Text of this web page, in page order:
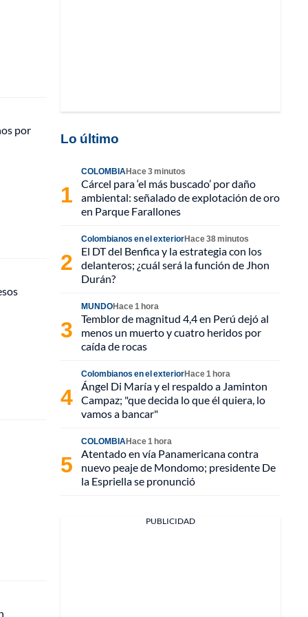
por
Lo último
COLOMBIAHace 3 minutos
Cárcel para ‘el más buscado’ por daño
ambiental: señalado de explotación de oro
en Parque Farallones
Colombianos en el exteriorHace 38 minutos
El DT del Benfica y la estrategia con los
delanteros; ¿cuál será la función de Jhon
Durán?
MUNDOHace 1 hora
Temblor de magnitud 4,4 en Perú dejó al
menos un muerto y cuatro heridos por
caída de rocas
Colombianos en el exteriorHace 1 hora
Ángel Di María y el respaldo a Jaminton
Campaz; "que decida lo que él quiera, lo
vamos a bancar"
COLOMBIAHace 1 hora
Atentado en vía Panamericana contra
nuevo peaje de Mondomo; presidente De
la Espriella se pronunció
PUBLICIDAD